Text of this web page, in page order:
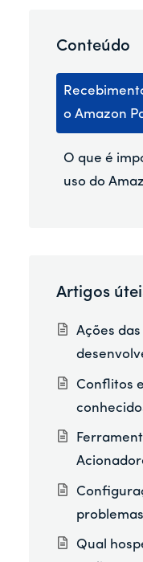
Conteúdo
o Amazon
O que é
uso do
Artigos
Ações
Conflitos
Qual